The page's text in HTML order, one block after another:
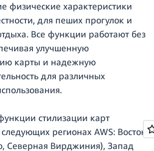
физические характеристики
для пеших прогулок и
Все функции работают без
улучшенную
карты и надежную
для различных
стилизации карт
регионах AWS: Восток
Северная Вирджиния), Запад